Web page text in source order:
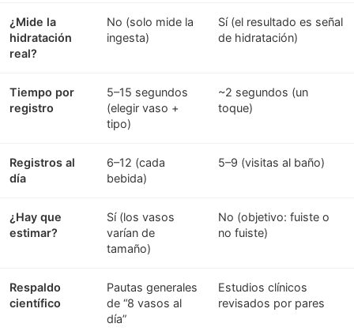
¿Mide la
hidratación
real?
No (solo mide la
ingesta)
Sí (el resultado es señal
de hidratación)
Tiempo por
registro
5–15 segundos
(elegir vaso +
tipo)
~2 segundos (un
toque)
Registros al
día
6–12 (cada
bebida)
5–9 (visitas al baño)
¿Hay que
estimar?
Sí (los vasos
varían de
tamaño)
No (objetivo: fuiste o
no fuiste)
Respaldo
científico
Pautas generales
de “8 vasos al
día”
Estudios clínicos
revisados por pares